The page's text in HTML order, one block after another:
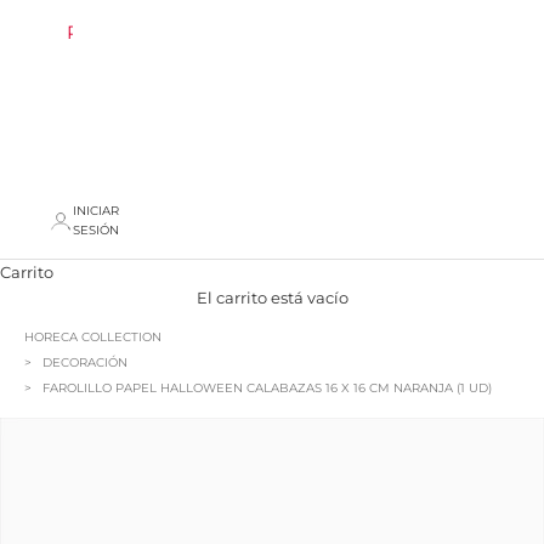
REBAJAS
INICIAR
SESIÓN
Carrito
El carrito está vacío
HORECA COLLECTION
DECORACIÓN
FAROLILLO PAPEL HALLOWEEN CALABAZAS 16 X 16 CM NARANJA (1 UD)